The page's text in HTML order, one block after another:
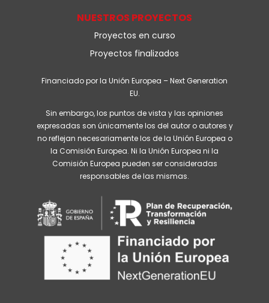
NUESTROS PROYECTOS
Proyectos en curso
Proyectos finalizados
Financiado por la Unión Europea – Next Generation
EU.
Sin embargo, los puntos de vista y las opiniones
expresadas son únicamente los del autor o autores y
no reflejan necesariamente los de la Unión Europea o
la Comisión Europea. Ni la Unión Europea ni la
Comisión Europea pueden ser consideradas
responsables de las mismas.